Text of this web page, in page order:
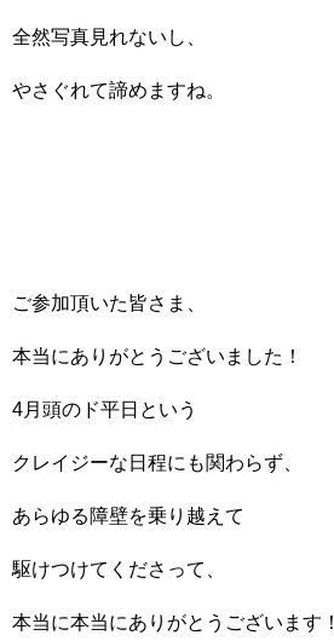
全然写真見れないし、
やさぐれて諦めますね。
ご参加頂いた皆さま、
本当にありがとうございました！
4月頭のド平日という
クレイジーな日程にも関わらず、
あらゆる障壁を乗り越えて
駆けつけてくださって、
本当に本当にありがとうございます！